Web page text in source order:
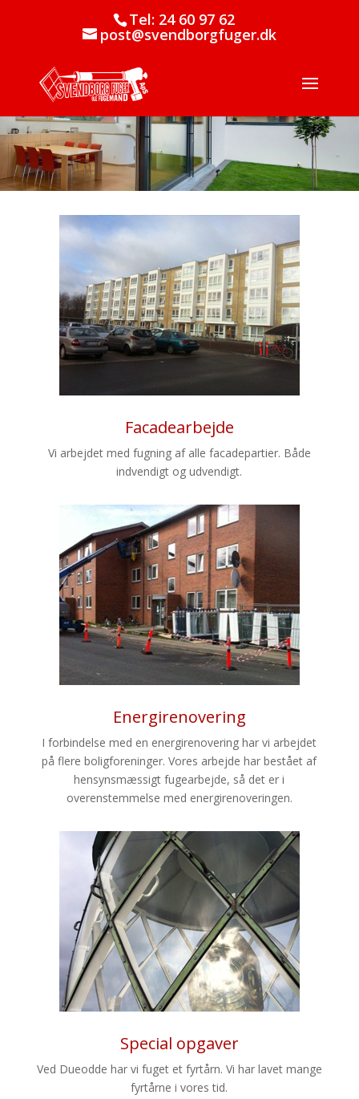
Tel: 24 60 97 62
post@svendborgfuger.dk
Facadearbejde
Vi arbejdet med fugning af alle facadepartier. Både
indvendigt og udvendigt.
Energirenovering
I forbindelse med en energirenovering har vi arbejdet
på flere boligforeninger. Vores arbejde har bestået af
hensynsmæssigt fugearbejde, så det er i
overenstemmelse med energirenoveringen.
Special opgaver
Ved Dueodde har vi fuget et fyrtårn. Vi har lavet mange
fyrtårne i vores tid.